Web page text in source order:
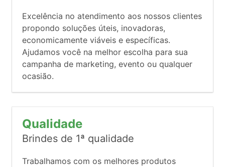
Excelência no atendimento aos nossos clientes
propondo soluções úteis, inovadoras,
economicamente viáveis e específicas.
Ajudamos você na melhor escolha para sua
campanha de marketing, evento ou qualquer
ocasião.
Qualidade
Brindes de 1ª qualidade
Trabalhamos com os melhores produtos